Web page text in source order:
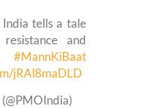
tells a tale
and
#MannKiBaat
jRAl8maDLD